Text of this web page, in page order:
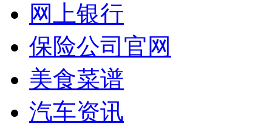
网上银行
保险公司官网
美食菜谱
汽车资讯